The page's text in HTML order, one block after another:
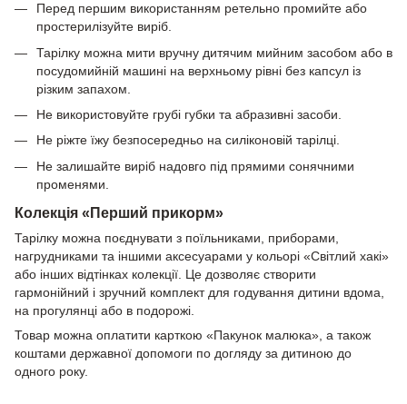
Перед першим використанням ретельно промийте або
простерилізуйте виріб.
Тарілку можна мити вручну дитячим мийним засобом або в
посудомийній машині на верхньому рівні без капсул із
різким запахом.
Не використовуйте грубі губки та абразивні засоби.
Не ріжте їжу безпосередньо на силіконовій тарілці.
Не залишайте виріб надовго під прямими сонячними
променями.
Колекція «Перший прикорм»
Тарілку можна поєднувати з поїльниками, приборами,
нагрудниками та іншими аксесуарами у кольорі «Світлий хакі»
або інших відтінках колекції. Це дозволяє створити
гармонійний і зручний комплект для годування дитини вдома,
на прогулянці або в подорожі.
Товар можна оплатити карткою «Пакунок малюка», а також
коштами державної допомоги по догляду за дитиною до
одного року.